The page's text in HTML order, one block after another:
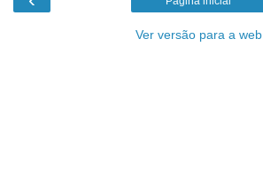
Ver versão para a web